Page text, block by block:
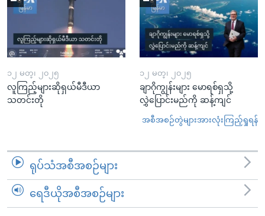
၁၂ မတ္၊ ၂၀၂၅
လူကြည့်များဆိုရှယ်မီဒီယာ
သတင်းတို
၁၂ မတ္၊ ၂၀၂၅
ချာဂိုကျွန်းများ မောရစ်ရှသို့
လွှဲပြောင်းမည်ကို ဆန့်ကျင်
အစီအစဉ်တွဲများအားလုံးကြည့်ရှုရန်
ရုပ်သံအစီအစဉ်များ
ရေဒီယိုအစီအစဉ်များ